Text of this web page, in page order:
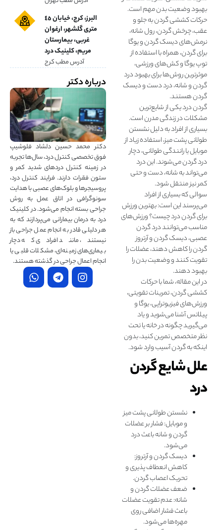
بهبود وضعیت بدن مهم است.
حرکات کششی گردن به جلو و
عقب، چرخش گردن، رول شانه،
نرمش‌های دیسک گردن و یوگا
برای گردن، همراه با استفاده از
توپ یوگا و کش‌های ورزشی،
موثرترین روش‌ها برای بهبود درد
گردن و شانه، درد دست و دیسک
گردن هستند.
گردن درد یکی از شایع‌ترین
مشکلات در زندگی مدرن است.
بسیاری از افراد به دلیل نشستن
طولانی پشت میز، استفاده زیاد از
موبایل یا رانندگی طولانی، دچار
درد گردن می‌شوند. این درد
می‌تواند به شانه، دست و حتی
کمر نیز منتقل شود.
سوالی که بسیاری از افراد
می‌پرسند این است: بهترین ورزش
برای گردن درد چیست؟ ورزش‌های
مناسب می‌توانند درد گردن
عصبی، دیسک گردن و آرتروز
گردن را کاهش دهند، عضلات را
تقویت کنند و وضعیت بدن را
بهبود دهند.
در این مقاله، شما با حرکات
کششی گردن، تمرینات تقویتی،
ورزش‌های فیزیوتراپی، یوگا و
پيلاتس آشنا می‌شوید و یاد
می‌گیرید چگونه در خانه یا تحت
نظر متخصص تمرین کنید، بدون
اینکه به گردن آسیب وارد شود.
علل شایع گردن
درد
نشستن طولانی پشت میز
و موبایل: فشار بر عضلات
گردن و شانه باعث درد
می‌شود.
دیسک گردن و آرتروز:
کاهش انعطاف پذیری و
تحریک اعصاب گردن.
ضعف عضلات گردن و
شانه: عدم تقویت عضلات
باعث فشار اضافی روی
مهره‌ها می‌شود.
البرز، کرج، خیابان ٤٥
متری گلشهر، ارغوان
غربی، بیمارستان
مریم، کلینیک درد
آدرس مطب کرج
درباره دکتر
دکتر محمد حسین دلشاد فلوشیپ
فوق تخصصی کنترل درد، سال‌ها تجربه
در زمینه کنترل دردهای شدید کمر و
ستون فقرات دارند. فرایند کنترل درد،
پروسیجرها و بلوک‌های عصبی با هدایت
سونوگرافی در اتاق عمل به روش
جراحی بسته انجام می‌شود. در کلینیک
درد به درمان‌ بیمارانی می‌پردازند که به
هر دلیلی قادر به انجام عمل جراحی باز
نیستند، مانند افرادی که دچار
بیماری‌های زمینه‌ای، مشکلات قلبی یا
انجام اعمال جراحی در گذشته هستند.